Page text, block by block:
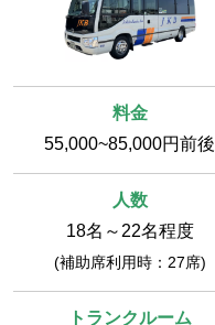
55,000~85,000円前後
18名～22名程度
(補助席利用時：27席)